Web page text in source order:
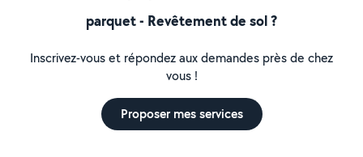
parquet - Revêtement de sol ?
Inscrivez-vous et répondez aux demandes près de chez
vous !
Proposer mes services